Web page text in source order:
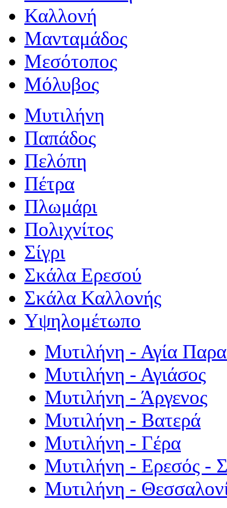
Καλλονή
Μανταμάδος
Μεσότοπος
Μόλυβος
Μυτιλήνη
Παπάδος
Πελόπη
Πέτρα
Πλωμάρι
Πολιχνίτος
Σίγρι
Σκάλα Ερεσού
Σκάλα Καλλονής
Υψηλομέτωπο
Μυτιλήνη - Αγία
Μυτιλήνη - Αγιάσος
Μυτιλήνη - Άργενος
Μυτιλήνη - Βατερά
Μυτιλήνη - Γέρα
Μυτιλήνη - Ερεσός -
Μυτιλήνη -